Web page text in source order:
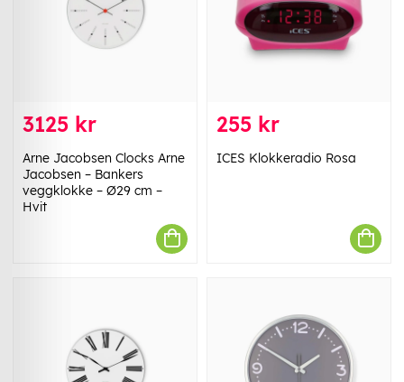
3125 kr
Arne Jacobsen Clocks Arne
Jacobsen – Bankers
veggklokke – Ø29 cm –
Hvit
255 kr
ICES Klokkeradio Rosa